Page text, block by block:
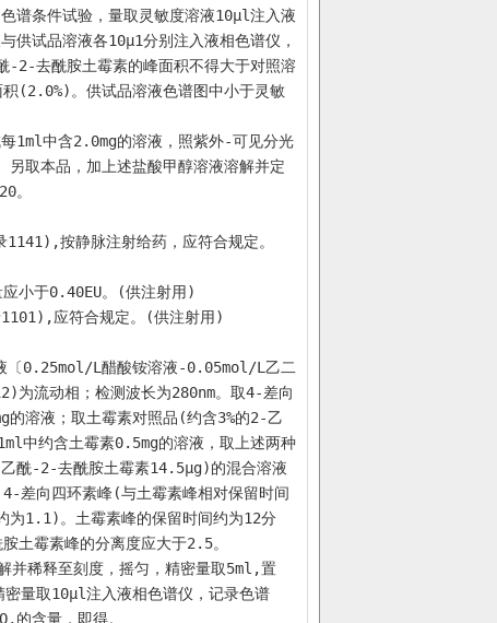
谱条件试验，量取灵敏度溶液10μl注入液
供试品溶液各10μ1分别注入液相色谱仪，
-2-去酰胺土霉素的峰面积不得大于对照溶
(2.0%)。供试品溶液色谱图中小于灵敏
1ml中含2.0mg的溶液，照紫外-可见分光
取本品，加上述盐酸甲醇溶液溶解并定
。
按静脉注射给药，应符合规定。
小于0.40EU。(供注射用)
1101),应符合规定。(供注射用)
〔0.25mol/L醋酸铵溶液-0.05mol/L乙二
流动相；检测波长为280nm。取4-差向
溶液；取土霉素对照品(约含3%的2-乙
中约含土霉素0.5mg的溶液，取上述两种
酰-2-去酰胺土霉素14.5μg)的混合溶液
差向四环素峰(与土霉素峰相对保留时间
1.1)。土霉素峰的保留时间约为12分
土霉素峰的分离度应大于2.5。
并稀释至刻度，摇匀，精密量取5ml,置
量取10μl注入液相色谱仪，记录色谱
的含量，即得。